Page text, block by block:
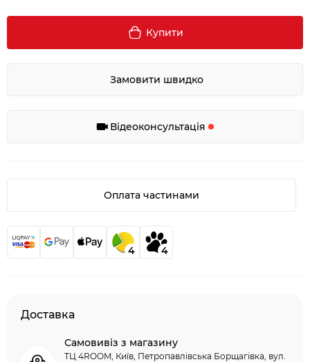
Купити
Замовити швидко
Відеоконсультація
Оплата частинами
4 4
Доставка
Самовивіз з магазину
ТЦ 4ROOM, Київ, Петропавлівська Борщагівка, вул.